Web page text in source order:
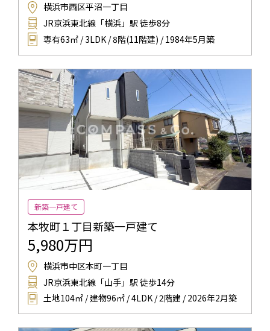
横浜市西区平沼一丁目
JR京浜東北線「横浜」駅 徒歩8分
専有63㎡ / 3LDK / 8階(11階建) / 1984年5月築
新築一戸建て
本牧町１丁目新築一戸建て
5,980万円
横浜市中区本町一丁目
JR京浜東北線「山手」駅 徒歩14分
土地104㎡ / 建物96㎡ / 4LDK / 2階建 / 2026年2月築